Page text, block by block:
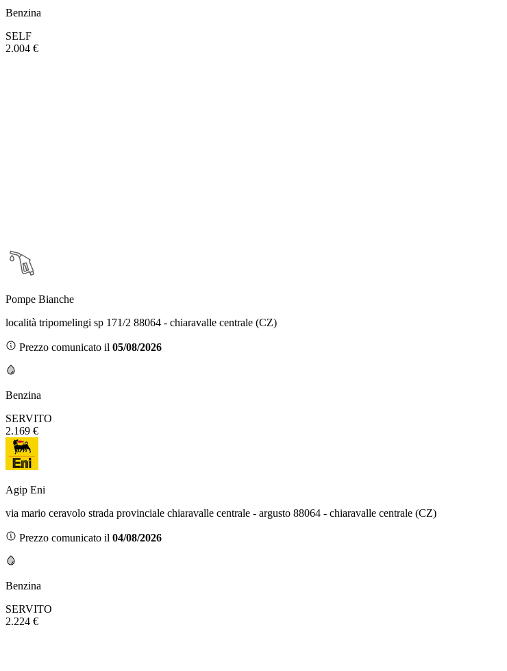
Benzina
SELF
2.004 €
Pompe Bianche
località tripomelingi sp 171/2 88064 - chiaravalle centrale (CZ)
Prezzo comunicato il 05/08/2026
Benzina
SERVITO
2.169 €
Agip Eni
via mario ceravolo strada provinciale chiaravalle centrale - argusto 88064 - chiaravalle centrale (CZ)
Prezzo comunicato il 04/08/2026
Benzina
SERVITO
2.224 €